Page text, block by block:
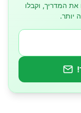
קיבלו את המדריך, וקבלו
יותר.